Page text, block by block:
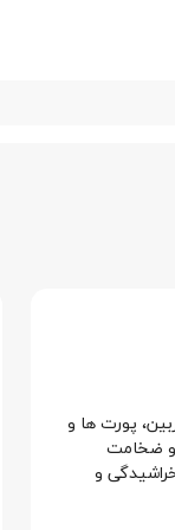
پورت ها و
و ضخامت
و